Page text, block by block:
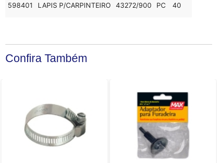
598401 LAPIS P/CARPINTEIRO 43272/900 PC 40
Confira Também